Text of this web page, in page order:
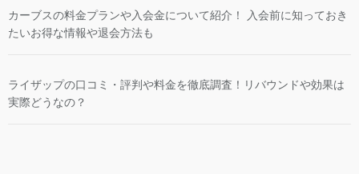
カーブスの料金プランや入会金について紹介！ 入会前に知っておき
たいお得な情報や退会方法も
ライザップの口コミ・評判や料金を徹底調査！リバウンドや効果は
実際どうなの？